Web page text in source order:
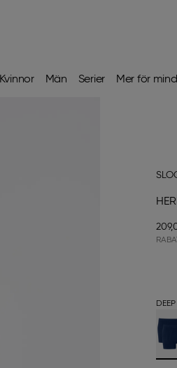
Kvinnor Män Serier Mer för